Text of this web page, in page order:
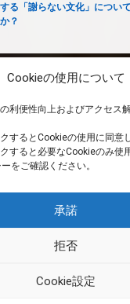
Cookieの使用について
利便性向上およびアクセス
するとCookieの使用に同意
すると必要なCookieのみ使
をご確認ください。
承諾
拒否
Cookie設定
る「謝らない文化」につい
？